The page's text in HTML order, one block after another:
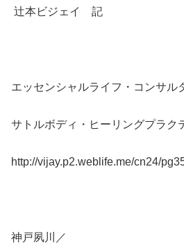
辻本ビジェイ 記
エッセンシャルライフ・コンサル
サトルボディ・ヒーリングプラク
http://vijay.p2.weblife.me/cn24/
神戸夙川／